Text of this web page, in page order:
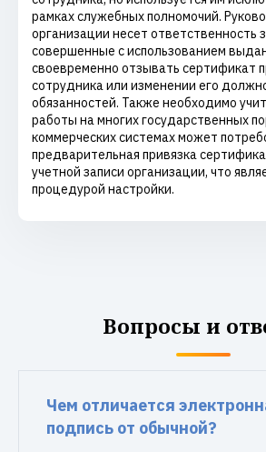
рамках служебных полномочий.
организации несет ответственность
совершенные с использованием
своевременно отзывать сертификат
сотрудника или изменении его
обязанностей. Также необходимо
работы на многих государственных
коммерческих системах может
предварительная привязка
учетной записи организации, что
процедурой настройки.
Вопросы и
Чем отличается
подпись от обычной?